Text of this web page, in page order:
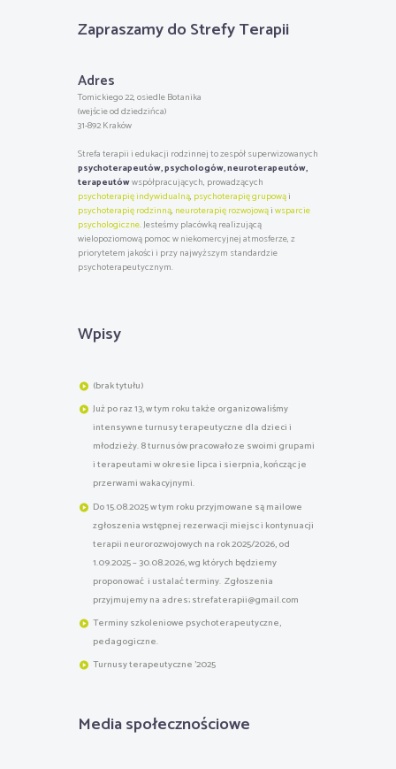
Zapraszamy do Strefy Terapii
Adres
Tomickiego 22, osiedle Botanika
(wejście od dziedzińca)
31-892 Kraków
Strefa terapii i edukacji rodzinnej to zespół superwizowanych
psychoterapeutów, psychologów, neuroterapeutów,
terapeutówwspółpracujących, prowadzących
psychoterapię indywidualną, psychoterapię grupowąi
psychoterapię rodzinną, neuroterapię rozwojowąiwsparcie
psychologiczne. Jesteśmy placówką realizującą
wielopoziomową pomoc w niekomercyjnej atmosferze, z
priorytetem jakości i przy najwyższym standardzie
psychoterapeutycznym.
Wpisy
(brak tytułu)
Już po raz 13, w tym roku także organizowaliśmy
intensywne turnusy terapeutyczne dla dzieci i
młodzieży. 8 turnusów pracowało ze swoimi grupami
i terapeutami w okresie lipca i sierpnia, kończąc je
przerwami wakacyjnymi.
Do 15.08.2025 w tym roku przyjmowane są mailowe
zgłoszenia wstępnej rezerwacji miejsc i kontynuacji
terapii neurorozwojowych na rok 2025/2026, od
1.09.2025 – 30.08.2026, wg których będziemy
proponować i ustalać terminy. Zgłoszenia
przyjmujemy na adres; strefaterapii@gmail.com
Terminy szkoleniowe psychoterapeutyczne,
pedagogiczne.
Turnusy terapeutyczne '2025
Media społecznościowe